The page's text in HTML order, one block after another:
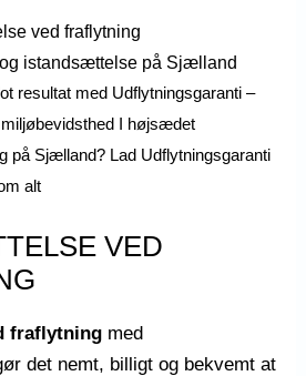
ved fraflytning
istandsættelse på Sjælland
resultat med Udflytningsgaranti –
I højsædet
på Sjælland? Lad Udflytningsgaranti
alt
VED
fraflytning med
det nemt, billigt og bekvemt at